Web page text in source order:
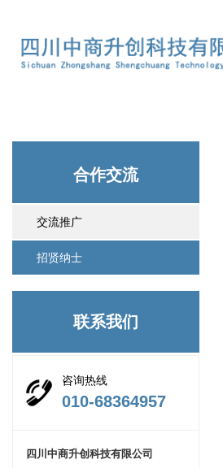
合作交流
交流推广
招贤纳士
联系我们
咨询热线
010-68364957
四川中商升创科技有限公司